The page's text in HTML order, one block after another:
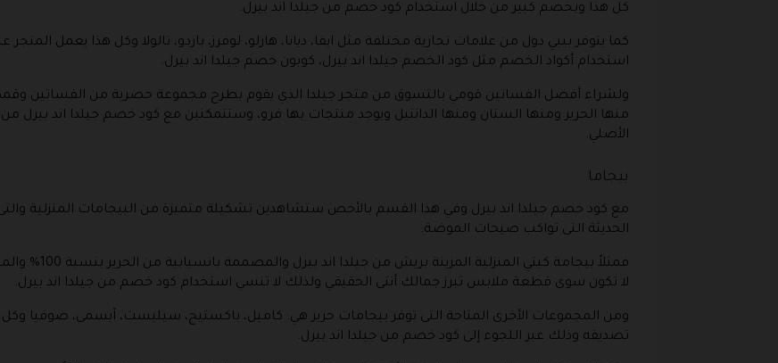
كل هذا وبخصم كبير من خلال استخدام كود خصم من جيلدا اند بيرل.
كما يتوفر بيبي دول من علامات تجارية مختلفة مثل ايفا، ديانا، هارلو، لوفرز، باردو، تالولا وكل هذا يعمل
استخدام أكواد الخصم مثل كود الخصم جيلدا اند بيرل، كوبون خصم جيلدا اند بيرل.
ولشراء أفضل الفساتين قومي بالتسوق من متجر جيلدا الذي يقوم بطرح مجموعة حصرية من الفساتين
منها الحرير ومنها الستان ومنها الدانتيل ويوجد منتجات بها فرو، وستتمكنين مع كود خصم جيلدا اند
الأصلي.
بيجاما
مع كود خصم جيلدا اند بيرل وفي هذا القسم بالأخص ستشاهدين تشكيلة متميزة من البيجامات المنزلية
الحديثة التى تواكب صيحات الموضة.
فمثلاً بيجامة كيتي
لا تكون سوى قطعة ملابس تبرز جمالك أنتى الحقيقي ولذلك لا تنسي استخدام كود خصم من جيلدا اند بيرل.
ومن المجموعات الأخرى المتاحة التى توفر بيجامات حرير هي: كاميل، باكستيج، سيليست، آيسمى، صوفيا
تصديقه وذلك عبر اللجوء إلى كود خصم من جيلدا اند بيرل.